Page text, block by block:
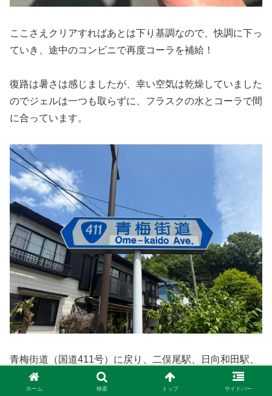
ここさえクリアすればあとは下り基調なので、快調に下っ
ていき、途中のコンビニで再度コーラを補給！
復路は暑さは感じましたが、幸い空気は乾燥していました
のでジェルは一つも取らずに、フラスクの水とコーラで間
に合っています。
青梅街道（国道411号）に戻り、二俣尾駅、日向和田駅、
青梅駅と通過し、青梅マラソンのスタート地点を通過し、
13時すぎに河辺駅に到着！
ホーム 検索 トップ サイドバー